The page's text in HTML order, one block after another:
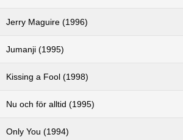
Jerry Maguire (1996)
Jumanji (1995)
Kissing a Fool (1998)
Nu och för alltid (1995)
Only You (1994)